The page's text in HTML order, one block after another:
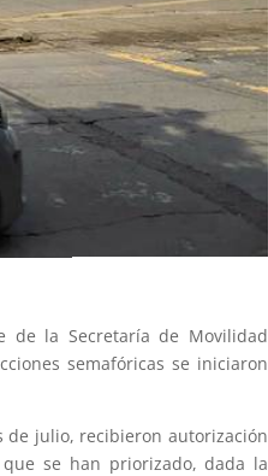
de la Secretaría de Movilidad
semafóricas se iniciaron
de julio, recibieron autorización
se han priorizado, dada la